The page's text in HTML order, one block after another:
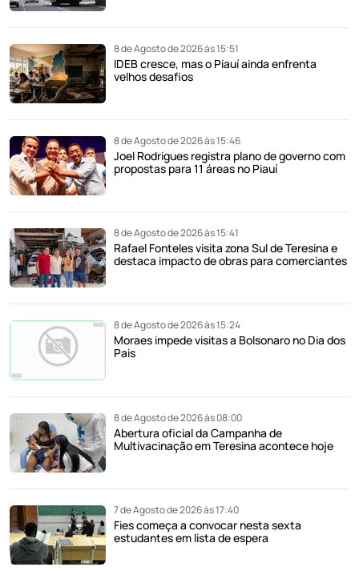
8 de Agosto de 2026 às 15:51
IDEB cresce, mas o Piauí ainda enfrenta
velhos desafios
8 de Agosto de 2026 às 15:46
Joel Rodrigues registra plano de governo com
propostas para 11 áreas no Piauí
8 de Agosto de 2026 às 15:41
Rafael Fonteles visita zona Sul de Teresina e
destaca impacto de obras para comerciantes
8 de Agosto de 2026 às 15:24
Moraes impede visitas a Bolsonaro no Dia dos
Pais
8 de Agosto de 2026 às 08:00
Abertura oficial da Campanha de
Multivacinação em Teresina acontece hoje
7 de Agosto de 2026 às 17:40
Fies começa a convocar nesta sexta
estudantes em lista de espera